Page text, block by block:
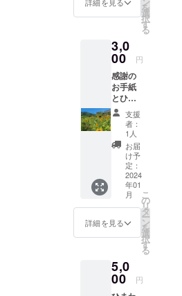
など活動し
す。徐々に
畑も増やし
ていき、現
在では１ha
ちょっとに
拡大してお
ります。
耕作放棄地
を解消して
特産品も作
れば一石二
い、地域の
マワリプロ
ジェクトを
2022年秋ご
を
選
択
す
る
3,0
00 円
感謝の
お手紙
とひま
わり畑
（2023
年）の
写真3枚
を送り
ます。
写真は
ポスト
カード
サイズ
（148×
100） ※
送料込
支援
者：
1人
お届
け予
定：
2024
年01
月
詳細を見る
こ
の
リ
タ
ー
ン
を
選
択
す
る
5,0
00 円